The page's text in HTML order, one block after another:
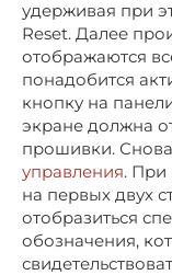
удерживая при
Reset. Далее
отображаются
понадобится
кнопку на
экране должна
прошивки.
управления. При
на первых двух
отобразиться
обозначения,